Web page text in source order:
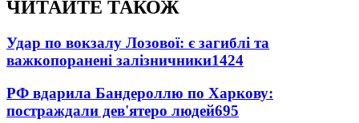
ЧИТАЙТЕ ТАКОЖ
Удар по вокзалу Лозової: є загиблі та
важкопоранені залізничники1424
РФ вдарила Бандероллю по Харкову:
постраждали дев'ятеро людей695